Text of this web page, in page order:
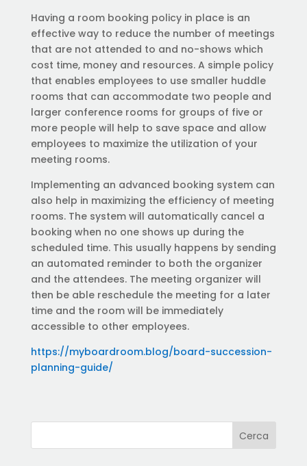
Having a room booking policy in place is an
effective way to reduce the number of meetings
that are not attended to and no-shows which
cost time, money and resources. A simple policy
that enables employees to use smaller huddle
rooms that can accommodate two people and
larger conference rooms for groups of five or
more people will help to save space and allow
employees to maximize the utilization of your
meeting rooms.
Implementing an advanced booking system can
also help in maximizing the efficiency of meeting
rooms. The system will automatically cancel a
booking when no one shows up during the
scheduled time. This usually happens by sending
an automated reminder to both the organizer
and the attendees. The meeting organizer will
then be able reschedule the meeting for a later
time and the room will be immediately
accessible to other employees.
https://myboardroom.blog/board-succession-
planning-guide/